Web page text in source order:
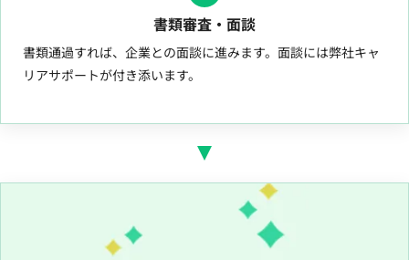
書類審査・面談
書類通過すれば、企業との面談に進みます。面談には弊社キャ
リアサポートが付き添います。